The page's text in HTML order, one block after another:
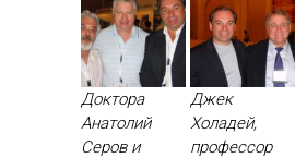
Доктора
Анатолий
Серов и
Джек
Холадей,
профессор